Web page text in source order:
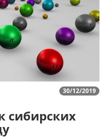
30/12/2019
сибирских